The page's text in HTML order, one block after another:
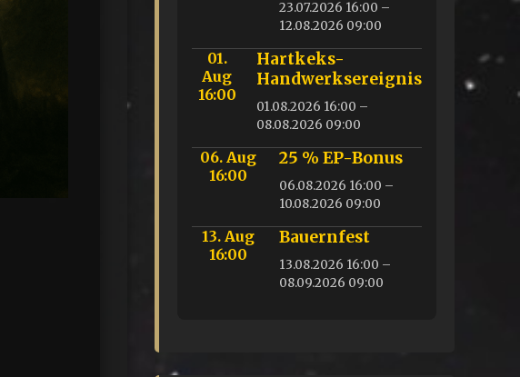
23.07.2026 16:00 –
12.08.2026 09:00
01.
Aug
16:00
Hartkeks-
Handwerksereignis
01.08.2026 16:00 –
08.08.2026 09:00
06. Aug
16:00
25 % EP-Bonus
06.08.2026 16:00 –
10.08.2026 09:00
13. Aug
16:00
Bauernfest
13.08.2026 16:00 –
08.09.2026 09:00